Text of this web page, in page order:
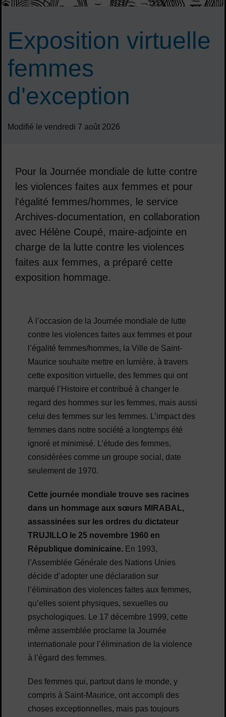
Exposition virtuelle
femmes
d'exception
Modifié le vendredi 7 août 2026
Pour la Journée mondiale de lutte contre
les violences faites aux femmes et pour
l'égalité femmes/hommes, le service
Archives-documentation, en collaboration
avec Hélène Coupé, maire-adjointe en
charge de la lutte contre les violences
faites aux femmes, a préparé cette
exposition hommage.
À l’occasion de la Journée mondiale de lutte
contre les violences faites aux femmes et pour
l’égalité femmes/hommes, la Ville de Saint-
Maurice souhaite mettre en lumière, à travers
cette exposition virtuelle, des femmes qui ont
marqué l’Histoire et contribué à changer le
regard des hommes sur les femmes, mais aussi
celui des femmes sur les femmes. L’impact des
femmes dans notre société a longtemps été
ignoré et minimisé. L’étude des femmes,
considérées comme un groupe social, date
seulement de 1970.
Cette journée mondiale trouve ses racines
dans un hommage aux sœurs MIRABAL,
assassinées sur les ordres du dictateur
TRUJILLO le 25 novembre 1960 en
République dominicaine. En 1993,
l’Assemblée Générale des Nations Unies
décide d’adopter une déclaration sur
l’élimination des violences faites aux femmes,
qu’elles soient physiques, sexuelles ou
psychologiques. Le 17 décembre 1999, cette
même assemblée proclame la Journée
internationale pour l’élimination de la violence
à l’égard des femmes.
Des femmes qui, partout dans le monde, y
compris à Saint-Maurice, ont accompli des
choses exceptionnelles, mais pas toujours